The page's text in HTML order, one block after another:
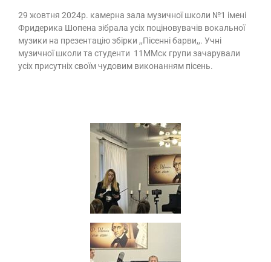
29 жовтня 2024р. камерна зала музичної школи №1 імені
Фридерика Шопена зібрала усіх поціновувачів вокальної
музики на презентацію збірки ,,Пісенні барви,,. Учні
музичної школи та студенти 11ММск групи зачарували
усіх присутніх своїм чудовим виконанням пісень.